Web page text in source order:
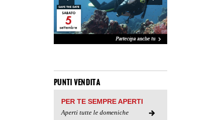
PUNTI VENDITA
PER TE SEMPRE APERTI
Aperti tutte le domeniche